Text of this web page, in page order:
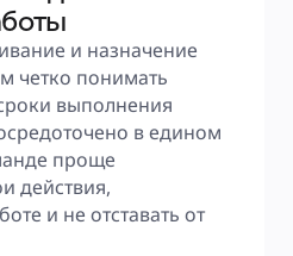
и назначение
четко понимать
выполнения
в едином
проще
действия,
и не отставать от